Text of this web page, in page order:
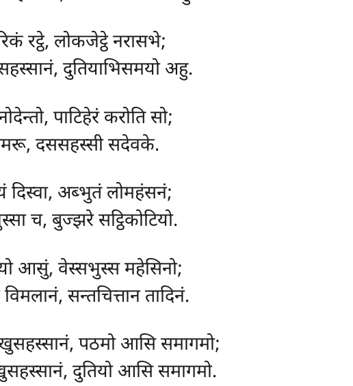
रट्ठे, लोकजेट्ठे नरासभे;
दुतियाभिसमयो अहु.
पाटिहेरं करोति सो;
दससहस्सी सदेवके.
दिस्वा, अब्भुतं लोमहंसनं;
च, बुज्झरे सट्ठिकोटियो.
आसुं, वेस्सभुस्स महेसिनो;
सन्तचित्तान तादिनं.
पठमो आसि समागमो;
दुतियो आसि समागमो.